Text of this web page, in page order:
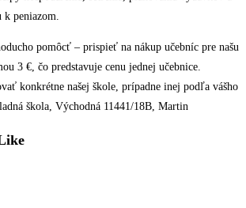
k peniazom.
pomôcť – prispieť na nákup učebníc pre našu
3 €, čo predstavuje cenu jednej učebnice.
konkrétne našej škole, prípadne inej podľa vášho
škola, Východná 11441/18B, Martin